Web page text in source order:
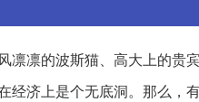
凛的波斯猫、高大上的贵
经济上是个无底洞。那么，